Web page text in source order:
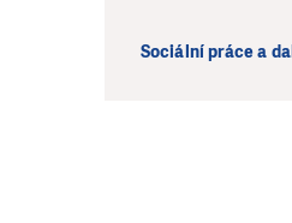
Sociální práce a